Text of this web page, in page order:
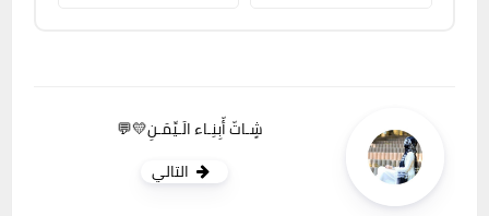
شٍـاتّ أّبِنِـاء الَـيِّمَـنِ💛💬
التالي